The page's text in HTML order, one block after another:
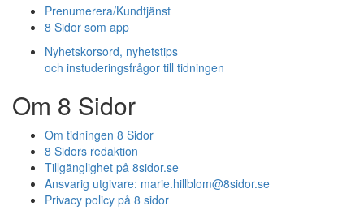
Prenumerera/Kundtjänst
8 Sidor som app
Nyhetskorsord, nyhetstips
och instuderingsfrågor till tidningen
Om 8 Sidor
Om tidningen 8 Sidor
8 Sidors redaktion
Tillgänglighet på 8sidor.se
Ansvarig utgivare: marie.hillblom@8sidor.se
Privacy policy på 8 sidor